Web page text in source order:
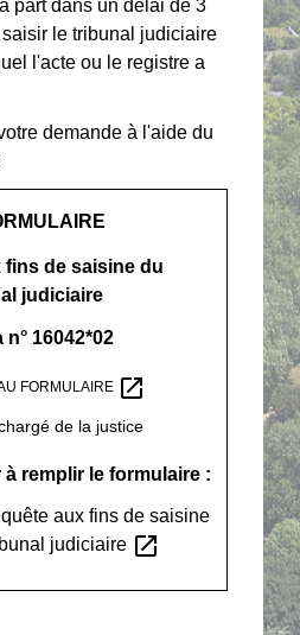
part dans un délai de 3
le tribunal judiciaire
l'acte ou le registre a
demande à l'aide du
fins de saisine du
judiciaire
n° 16042*02
FORMULAIRE open_in_new
de la justice
remplir le formulaire :
aux fins de saisine
judiciaire open_in_new